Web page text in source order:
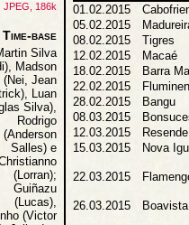
JPEG, 186k
Time-base
Silva
Madson
(Nei, Jean
Luan
Silva),
Rodrigo
(Anderson
Salles) e
(Lorran);
Guiñazu
(Lucas),
(Victor
01.02.2015
05.02.2015
08.02.2015
Tigres
12.02.2015
Macaé
18.02.2015
Barra
22.02.2015
28.02.2015
Bangu
08.03.2015
12.03.2015
Resende
15.03.2015
Nova
22.03.2015
26.03.2015 Boavista